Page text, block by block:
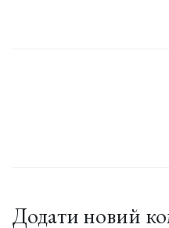
Додати новий